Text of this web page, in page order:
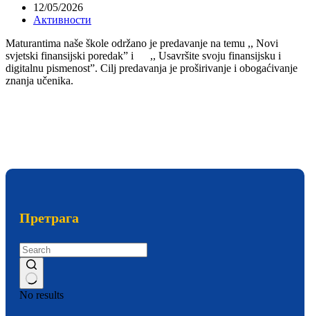
12/05/2026
Активности
Maturantima naše škole održano je predavanje na temu ,, Novi
svjetski finansijski poredak” i ,, Usavršite svoju finansijsku i
digitalnu pismenost”. Cilj predavanja je proširivanje i obogaćivanje
znanja učenika.
Претрага
No results